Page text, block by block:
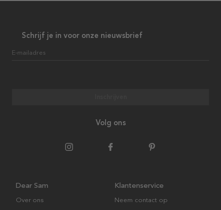
Schrijf je in voor onze nieuwsbrief
E-mailadres
Volg ons
Dear Sam
Over ons
Klantenservice
Neem contact op